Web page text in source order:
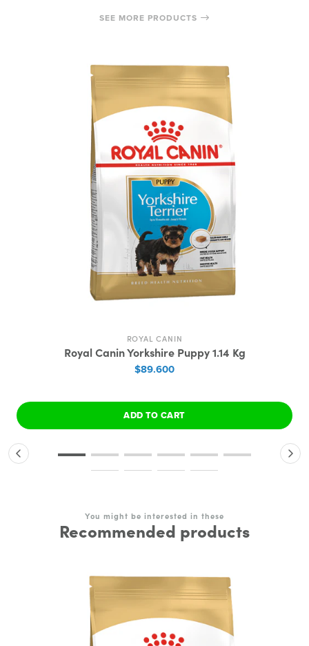
SEE MORE PRODUCTS
ROYAL CANIN
Royal Canin Yorkshire Puppy 1.14 Kg
$89.600
ADD TO CART
You might be interested in these
Recommended products